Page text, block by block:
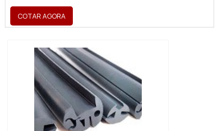
descobrindo a maior referência de qualidade
da área de atuação. Quando o tema é fita
adesiva polietileno expandido, com os
encontrar excelente custo-benefício com
cores sólidas e duráveis, que não
desbotam...
COTAR AGORA